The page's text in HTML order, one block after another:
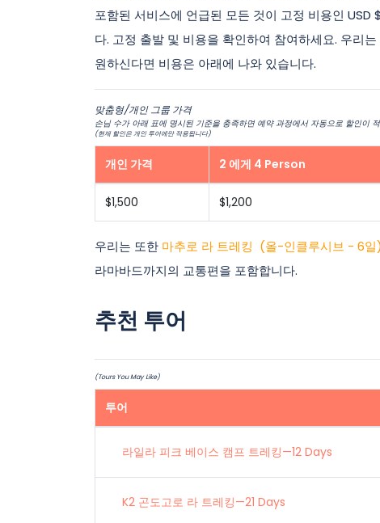
포함된 서비스에 언급된 모든 것이 고정 비용인
다. 고정 출발 및 비용을 확인하여 참여하세요. 우리
원하신다면 비용은 아래에 나와 있습니다.
맞춤형/개인 그룹 가격
손님 수가 아래 표에 명시된 기준을 충족하면 예약 과정에서 자동으로 할인이
(현재 할인은 개인 투어에만 적용됩니다)
개인 가격 2 에게 4 Person
$1,500 $1,200
우리는 또한 마추로 라 트레킹 (올-인클루시브 - 6일)
라마바드까지의 교통편을 포함합니다.
추천 투어
(Tours You May Like)
투어
라일라 피크 베이스 캠프 트레킹—12 Days
K2 곤도고로 라 트레킹—21 Days